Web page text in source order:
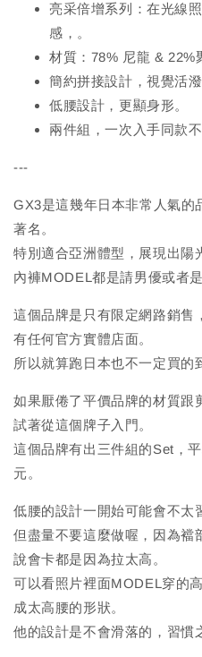
亮采倍增系列：在光線
感，。
材質：78% 尼龍 & 22%
簡約拼接設計，視覺活潑
低腰設計，更顯身形。
兩件組，一次入手同款不
---
GX3是這幾年日本非常人氣的
著名。
特別適合亞洲體型，展現出陽
內褲MODEL都是請男優或者
這個品牌是只有限定網路銷售
有任何官方實體店面。
所以就算跑日本也不一定買的
如果厭倦了平價品牌的材質跟
試著從這個牌子入門。
這個品牌有出三件組的Set，
元。
低腰的設計一開始可能會不太
但盡量不要這麼做喔，因為襠
說會卡都是因為拉太高。
可以看照片裡面MODEL穿的
成太高腰的形狀。
他的設計是不會滑落的，習慣